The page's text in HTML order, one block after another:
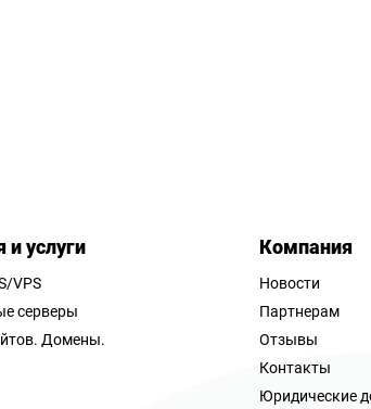
услуги
VPS
серверы
Домены.
Компания
Новости
Партнерам
Отзывы
Контакты
Юридические